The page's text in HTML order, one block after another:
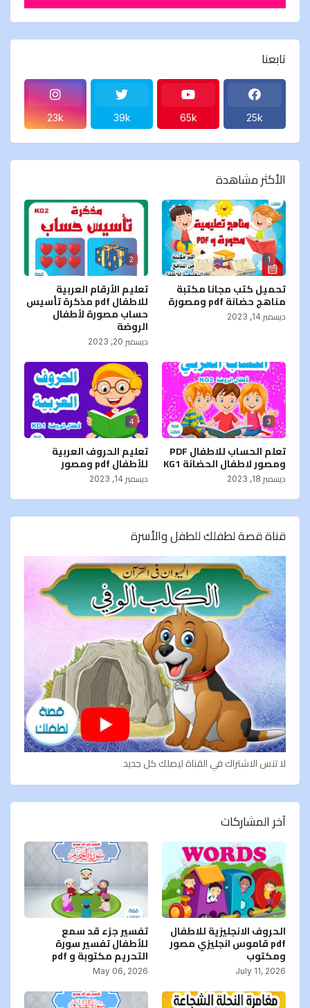
تابعنا
25k
65k
39k
23k
الأكثر مشاهدة
1
تحميل كتب مجانا مكتبة
مناهج حضانة pdf ومصورة
ديسمبر 14, 2023
2
تعليم الأرقام العربية
للاطفال pdf مذكرة تأسيس
حساب مصورة لأطفال
الروضة
ديسمبر 20, 2023
3
تعلم الحساب للاطفال PDF
ومصور لاطفال الحضانة KG1
ديسمبر 18, 2023
4
تعليم الحروف العربية
للأطفال pdf ومصور
ديسمبر 14, 2023
قناة قصة لطفلك للطفل والأسرة
لا تنس الاشتراك في القناة ليصلك كل جديد
آخر المشاركات
الحروف الانجليزية للاطفال
pdf قاموس انجليزي مصور
ومكتوب
July 11, 2026
تفسير جزء قد سمع
للأطفال تفسير سورة
التحريم مكتوبة و pdf
May 06, 2026